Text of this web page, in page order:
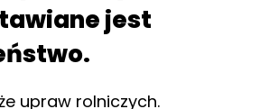
jest
upraw rolniczych.